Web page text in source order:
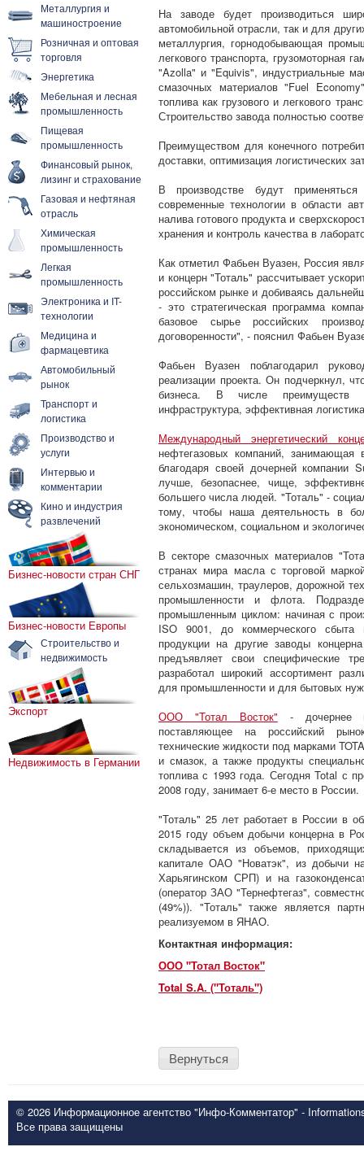
Металлургия и
машиностроение
Розничная и оптовая
торговля
Энергетика
Мебельная и лесная
промышленность
Пищевая
промышленность
Финансовый рынок,
лизинг и страхование
Газовая и нефтяная
отрасль
Химическая
промышленность
Легкая
промышленность
Электроника и IT-
технологии
Медицина и
фармацевтика
Автомобильный
рынок
Транспорт и
логистика
Производство и
услуги
Интервью и
комментарии
Кино и индустрия
развлечений
Бизнес-новости стран СНГ
Бизнес-новости Европы
Строительство и
недвижимость
Экспорт
Недвижимость в Германии
На заводе будет производиться
автомобильной отрасли, так и для
металлургия, горнодобывающая
легкового транспорта, грузомоторная
"Azolla" и "Equivis", индустриальные
смазочных материалов "Fuel
топлива как грузового и легкового
Строительство завода полностью
Преимуществом для конечного
доставки, оптимизация логистических
В производстве будут
современные технологии в области
налива готового продукта и
хранения и контроль качества в
Как отметил Фабьен Вуазен, Россия
и концерн "Тоталь" рассчитывает
российском рынке и добиваясь
- это стратегическая программа
базовое сырье российских
договоренности", - пояснил Фабьен
Фабьен Вуазен поблагодарил
реализации проекта. Он подчеркнул,
бизнеса. В числе преимуществ
инфраструктура, эффективная
Международный энергетический
нефтегазовых компаний, занимающая
благодаря своей дочерней компании
лучше, безопаснее, чище,
большего числа людей. "Тоталь" -
тому, чтобы наша деятельность в
экономическом, социальном и
В секторе смазочных материалов
странах мира масла с торговой
сельхозмашин, траулеров, дорожной
промышленности и флота.
промышленным циклом: начиная с
ISO 9001, до коммерческого сбыта
продукции на другие заводы
предъявляет свои специфические
разработал широкий ассортимент
для промышленности и для бытовых
ООО "Тотал Восток" - дочернее
поставляющее на российский
технические жидкости под марками
и смазок, а также продукты
топлива с 1993 года. Сегодня Total с
2008 году, занимает 6-е место в России.
"Тоталь" 25 лет работает в России в
2015 году объем добычи концерна в
складывается из объемов,
капитале ОАО "Новатэк", из добычи
Харьягинском СРП) и на
(оператор ЗАО "Тернефтегаз",
(49%)). "Тоталь" также является
реализуемом в ЯНАО.
Контактная информация:
ООО "Тотал Восток"
Total S.A. ("Тоталь")
Вернуться
© 2026 Информационное агентство "Инфо-Комментатор" -
Все права защищены